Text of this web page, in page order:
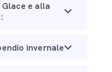
e alla
invernale